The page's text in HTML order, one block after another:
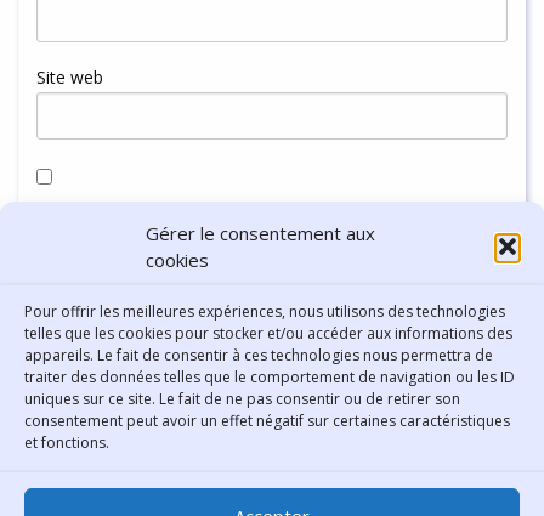
Gérer le consentement aux
cookies
Pour offrir les meilleures expériences, nous utilisons des technologies
telles que les cookies pour stocker et/ou accéder aux informations des
appareils. Le fait de consentir à ces technologies nous permettra de
traiter des données telles que le comportement de navigation ou les ID
uniques sur ce site. Le fait de ne pas consentir ou de retirer son
consentement peut avoir un effet négatif sur certaines caractéristiques
et fonctions.
Site web
navigateur pour mon prochain commentaire.
Bibliothèque municipale de